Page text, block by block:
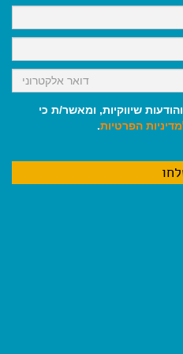
k
שיווקיות, ומאשר/ת כי
הפרטיות.